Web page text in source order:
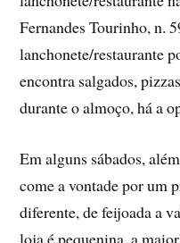
Fernandes Tourinho, n.
lanchonete/restaurante
encontra salgados,
durante o almoço, há a
Em alguns sábados,
come a vontade por um
diferente, de feijoada a
loja é pequenina, a